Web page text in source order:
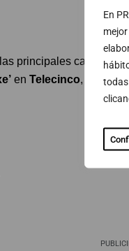
En
todas
principales cadenas
en Telecinco, el